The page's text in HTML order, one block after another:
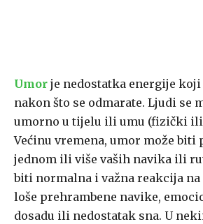
Umor je nedostatka energije koji
nakon što se odmarate. Ljudi se
umorno u tijelu ili umu (fizički
Većinu vremena, umor može biti
jednom ili više vaših navika ili
biti normalna i važna reakcija
loše prehrambene navike,
dosadu ili nedostatak sna. U